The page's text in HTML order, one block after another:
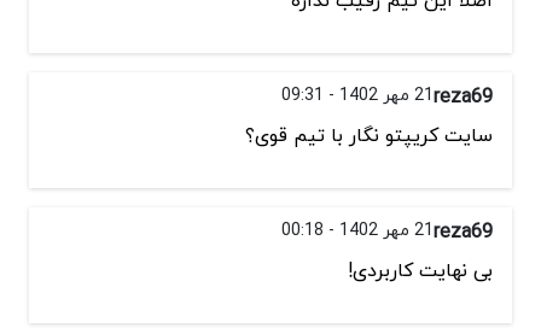
reza6921 مهر 1402 - 09:31
سایت کریپتو نگار با تیم قوی؟
reza6921 مهر 1402 - 00:18
بی نهایت کاربردی!